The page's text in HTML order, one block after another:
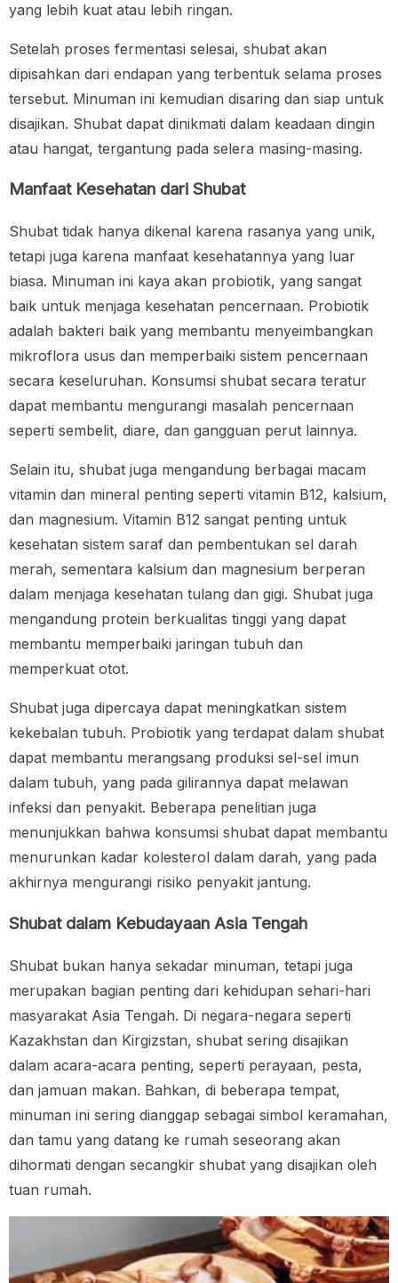
yang lebih kuat atau lebih ringan.
Setelah proses fermentasi selesai, shubat akan
dipisahkan dari endapan yang terbentuk selama proses
tersebut. Minuman ini kemudian disaring dan siap untuk
disajikan. Shubat dapat dinikmati dalam keadaan dingin
atau hangat, tergantung pada selera masing-masing.
Manfaat Kesehatan dari Shubat
Shubat tidak hanya dikenal karena rasanya yang unik,
tetapi juga karena manfaat kesehatannya yang luar
biasa. Minuman ini kaya akan probiotik, yang sangat
baik untuk menjaga kesehatan pencernaan. Probiotik
adalah bakteri baik yang membantu menyeimbangkan
mikroflora usus dan memperbaiki sistem pencernaan
secara keseluruhan. Konsumsi shubat secara teratur
dapat membantu mengurangi masalah pencernaan
seperti sembelit, diare, dan gangguan perut lainnya.
Selain itu, shubat juga mengandung berbagai macam
vitamin dan mineral penting seperti vitamin B12, kalsium,
dan magnesium. Vitamin B12 sangat penting untuk
kesehatan sistem saraf dan pembentukan sel darah
merah, sementara kalsium dan magnesium berperan
dalam menjaga kesehatan tulang dan gigi. Shubat juga
mengandung protein berkualitas tinggi yang dapat
membantu memperbaiki jaringan tubuh dan
memperkuat otot.
Shubat juga dipercaya dapat meningkatkan sistem
kekebalan tubuh. Probiotik yang terdapat dalam shubat
dapat membantu merangsang produksi sel-sel imun
dalam tubuh, yang pada gilirannya dapat melawan
infeksi dan penyakit. Beberapa penelitian juga
menunjukkan bahwa konsumsi shubat dapat membantu
menurunkan kadar kolesterol dalam darah, yang pada
akhirnya mengurangi risiko penyakit jantung.
Shubat dalam Kebudayaan Asia Tengah
Shubat bukan hanya sekadar minuman, tetapi juga
merupakan bagian penting dari kehidupan sehari-hari
masyarakat Asia Tengah. Di negara-negara seperti
Kazakhstan dan Kirgizstan, shubat sering disajikan
dalam acara-acara penting, seperti perayaan, pesta,
dan jamuan makan. Bahkan, di beberapa tempat,
minuman ini sering dianggap sebagai simbol keramahan,
dan tamu yang datang ke rumah seseorang akan
dihormati dengan secangkir shubat yang disajikan oleh
tuan rumah.